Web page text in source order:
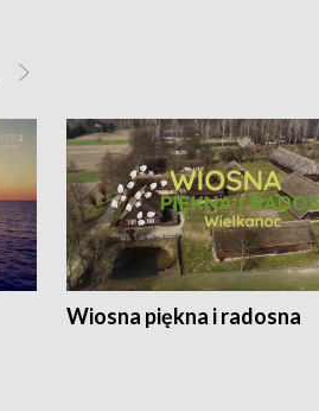
Wiosna piękna i radosna